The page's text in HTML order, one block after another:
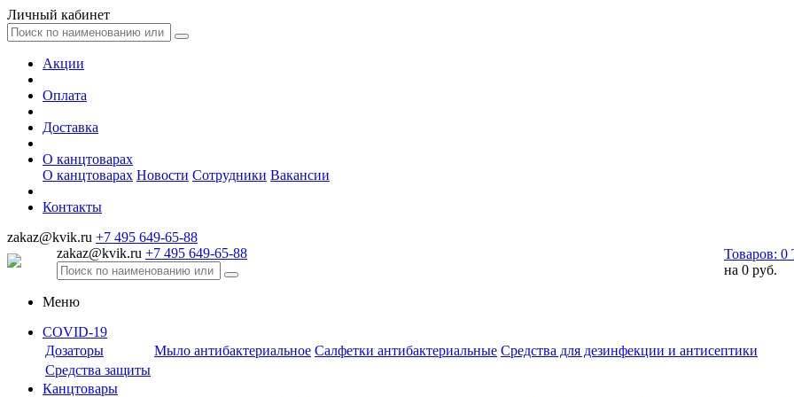
Личный кабинет
Акции
Оплата
Доставка
О канцтоварах
О канцтоварах Новости Сотрудники Вакансии
Контакты
zakaz@kvik.ru +7 495 649-65-88
zakaz@kvik.ru +7 495 649-65-88 Товаров: 0
на 0 руб.
Меню
COVID-19
Дозаторы
Мыло антибактериальное Салфетки антибактериальные Средства для дезинфекции и антисептики
Средства защиты
Канцтовары